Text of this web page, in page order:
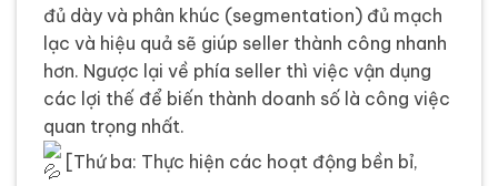
đủ dày và phân khúc (segmentation) đủ mạch
lạc và hiệu quả sẽ giúp seller thành công nhanh
hơn. Ngược lại về phía seller thì việc vận dụng
các lợi thế để biến thành doanh số là công việc
quan trọng nhất.
[Thứ ba: Thực hiện các hoạt động bền bỉ,